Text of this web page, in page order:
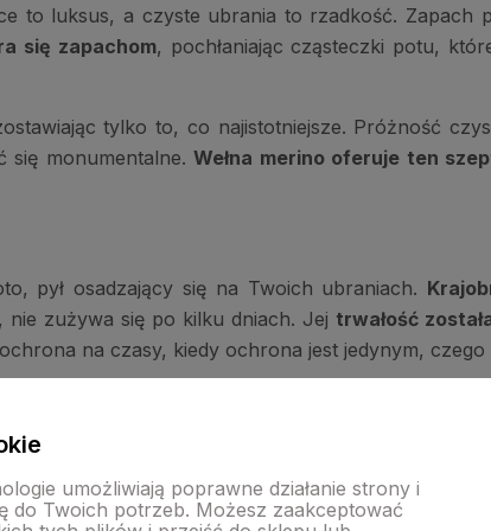
to luksus, a czyste ubrania to rzadkość. Zapach
się zapachom, pochłaniając cząsteczki potu,
tylko to, co najistotniejsze. Próżność
się monumentalne.Wełna merino oferuje ten
pył osadzający się na Twoich ubraniach.
nie zużywa się po kilku dniach. Jej trwałość
na czasy, kiedy ochrona jest jedynym,
czasu i okoliczności.
W przetrwaniu siła
merino wytrzymuje próby żywiołów.
umożliwiają poprawne działanie strony i
do Twoich potrzeb. Możesz zaakceptować